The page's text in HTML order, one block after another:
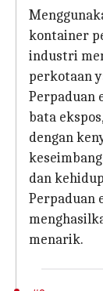
kontainer
industri
perkotaan
Perpaduan
bata
dengan
dan
Perpaduan
menarik.